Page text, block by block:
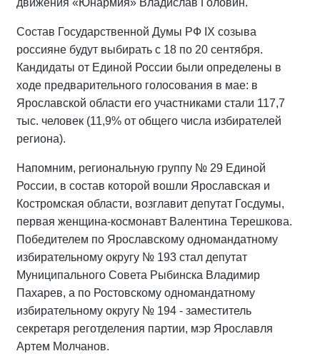
Состав Государственной Думы РФ IХ созыва
россияне будут выбирать с 18 по 20 сентября.
Кандидаты от Единой России были определены в
ходе предварительного голосования в мае: в
Ярославской области его участниками стали 117,7
тыс. человек (11,9% от общего числа избирателей
региона).
Напомним, региональную группу № 29 Единой
России, в состав которой вошли Ярославская и
Костромская области, возглавит депутат Госдумы,
первая женщина-космонавт Валентина Терешкова.
Победителем по Ярославскому одномандатному
избирательному округу № 193 стал депутат
Муниципального Совета Рыбинска Владимир
Пахарев, а по Ростовскому одномандатному
избирательному округу № 194 - заместитель
секретаря реготделения партии, мэр Ярославля
Артем Молчанов.